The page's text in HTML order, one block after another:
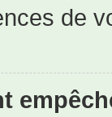
de